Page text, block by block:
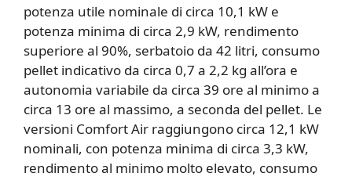
potenza utile nominale di circa 10,1 kW e
potenza minima di circa 2,9 kW, rendimento
superiore al 90%, serbatoio da 42 litri, consumo
pellet indicativo da circa 0,7 a 2,2 kg all’ora e
autonomia variabile da circa 39 ore al minimo a
circa 13 ore al massimo, a seconda del pellet. Le
versioni Comfort Air raggiungono circa 12,1 kW
nominali, con potenza minima di circa 3,3 kW,
rendimento al minimo molto elevato, consumo